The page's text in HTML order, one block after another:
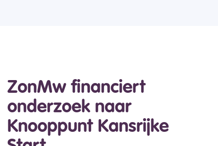
ZonMw financiert
onderzoek naar
Knooppunt Kansrijke